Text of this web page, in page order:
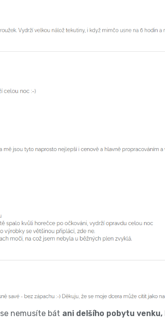
nemusíte bát ani delšího pobytu venku,